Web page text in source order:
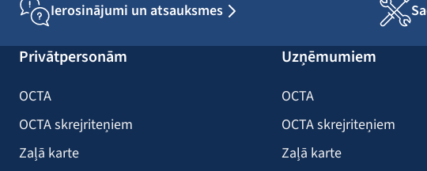
Ierosinājumi un atsauksmes
Privātpersonām
OCTA
OCTA skrejriteņiem
Zaļā karte
Uzņēmumiem
OCTA
OCTA skrejriteņiem
Zaļā karte